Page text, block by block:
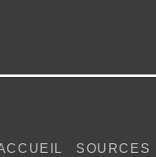
SOURCES